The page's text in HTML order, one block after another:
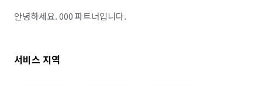
안녕하세요. 000 파트너입니다.
서비스 지역